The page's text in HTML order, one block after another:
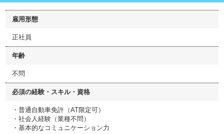
雇用形態
正社員
年齢
不問
必須の経験・スキル・資格
・普通自動車免許（AT限定可）
・社会人経験（業種不問）
・基本的なコミュニケーション力